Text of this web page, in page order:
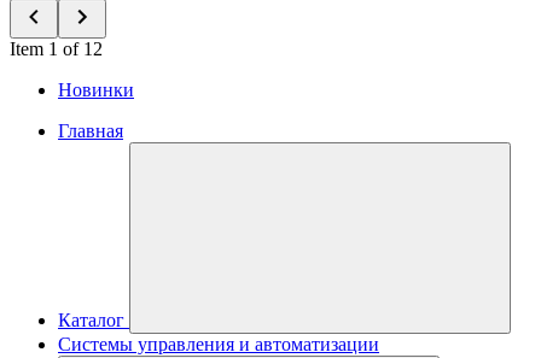
Item 1 of 12
Новинки
Главная
Каталог
Системы управления и автоматизации